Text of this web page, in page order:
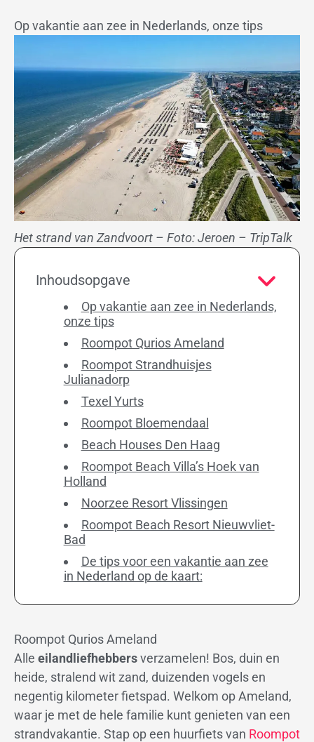
Op vakantie aan zee in Nederlands, onze tips
Het strand van Zandvoort – Foto: Jeroen – TripTalk
Inhoudsopgave
Op vakantie aan zee in Nederlands,
onze tips
Roompot Qurios Ameland
Roompot Strandhuisjes
Julianadorp
Texel Yurts
Roompot Bloemendaal
Beach Houses Den Haag
Roompot Beach Villa’s Hoek van
Holland
Noorzee Resort Vlissingen
Roompot Beach Resort Nieuwvliet-
Bad
De tips voor een vakantie aan zee
in Nederland op de kaart:
Roompot Qurios Ameland
Alle eilandliefhebbersverzamelen! Bos, duin en
heide, stralend wit zand, duizenden vogels en
negentig kilometer fietspad. Welkom op Ameland,
waar je met de hele familie kunt genieten van een
strandvakantie. Stap op een huurfiets van Roompot